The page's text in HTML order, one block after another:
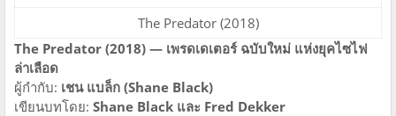
The Predator (2018)
The Predator (2018) — เพรดเดเตอร์ ฉบับใหม่ แห่งยุคไซไฟ
ล่าเลือด
ผู้กำกับ: เชน แบล็ก (Shane Black)
เขียนบทโดย: Shane Black และ Fred Dekker